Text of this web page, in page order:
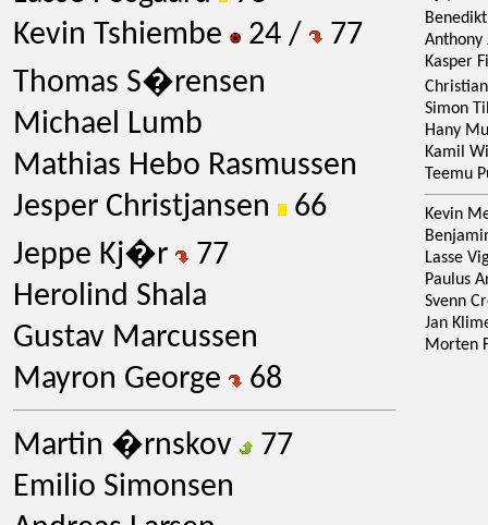
Kevin Tshiembe
24 /
77
Thomas S�rensen
Michael Lumb
Mathias Hebo Rasmussen
Jesper Christjansen
66
Jeppe Kj�r
77
Herolind Shala
Gustav Marcussen
Mayron George
68
Martin �rnskov
77
Emilio Simonsen
Anthony
Kasper
Simon
Hany
Kamil
Teemu
Kevin
Lasse
Paulus
Svenn
Jan
Morten